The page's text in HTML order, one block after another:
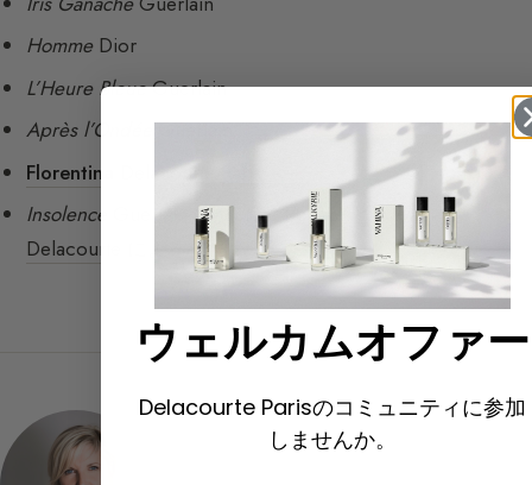
HommeDior
L’Heure BleueGuerlain
Après l’Ondée Guerlain
Florentina
Delacourte Paris
Insolence
Guerlain、Maurice Roucel とSylvaine
Delacourte
による作品
ウェルカムオファー
Delacourte Parisのコミュニティに参加
しませんか。